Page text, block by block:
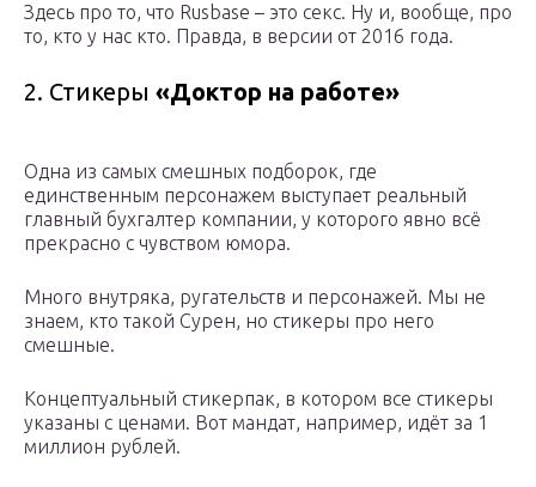
Здесь про то, что Rusbase – это секс. Ну и, вообще, про
то, кто у нас кто. Правда, в версии от 2016 года.
2. Стикеры «Доктор на работе»
Одна из самых смешных подборок, где
единственным перcонажем выступает реальный
главный бухгалтер компании, у которого явно всё
прекрасно с чувством юмора.
Много внутряка, ругательств и персонажей. Мы не
знаем, кто такой Сурен, но стикеры про него
смешные.
Концептуальный стикерпак, в котором все стикеры
указаны с ценами. Вот мандат, например, идёт за 1
миллион рублей.